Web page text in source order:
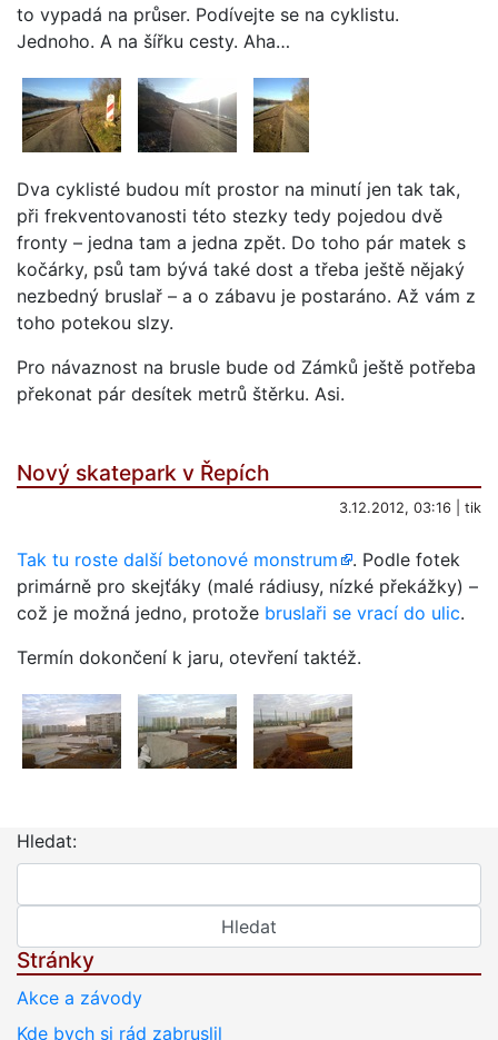
to vypadá na průser. Podívejte se na cyklistu.
Jednoho. A na šířku cesty. Aha…
Dva cyklisté budou mít prostor na minutí jen tak tak,
při frekventovanosti této stezky tedy pojedou dvě
fronty – jedna tam a jedna zpět. Do toho pár matek s
kočárky, psů tam bývá také dost a třeba ještě nějaký
nezbedný bruslař – a o zábavu je postaráno. Až vám z
toho potekou slzy.
Pro návaznost na brusle bude od Zámků ještě potřeba
překonat pár desítek metrů štěrku. Asi.
Nový skatepark v Řepích
3.12.2012, 03:16 | tik
Tak tu roste další betonové monstrum
. Podle fotek
primárně pro skejťáky (malé rádiusy, nízké překážky) –
což je možná jedno, protože bruslaři se vrací do ulic.
Termín dokončení k jaru, otevření taktéž.
Hledat:
Stránky
Akce a závody
Kde bych si rád zabruslil